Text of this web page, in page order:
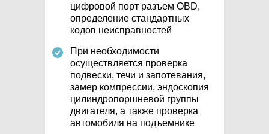
цифровой порт разъем OBD,
определение стандартных
кодов неисправностей
При необходимости
осуществляется проверка
подвески, течи и запотевания,
замер компрессии, эндоскопия
цилиндропоршневой группы
двигателя, а также проверка
автомобиля на подъемнике